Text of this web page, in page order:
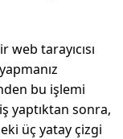
web tarayıcısı
bu işlemi
yaptıktan sonra,
üç yatay çizgi